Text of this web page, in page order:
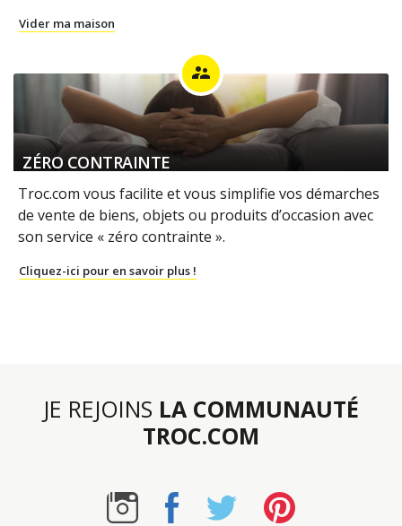
Vider ma maison
supervisor_account
ZÉRO CONTRAINTE
Troc.com vous facilite et vous simplifie vos démarches
de vente de biens, objets ou produits d’occasion avec
son service « zéro contrainte ».
Cliquez-ici pour en savoir plus !
JE REJOINS LA COMMUNAUTÉ
TROC.COM